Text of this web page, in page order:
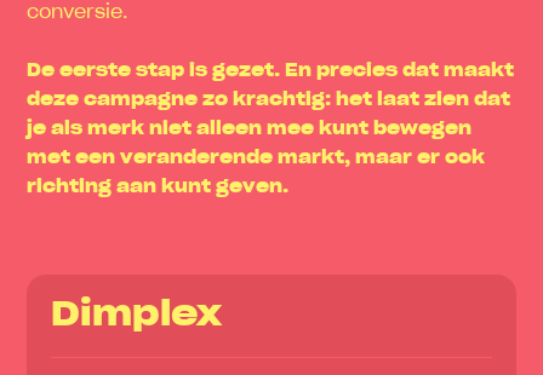
conversie.
De eerste stap is gezet. En precies dat maakt
deze campagne zo krachtig: het laat zien dat
je als merk niet alleen mee kunt bewegen
met een veranderende markt, maar er ook
richting aan kunt geven.
Dimplex